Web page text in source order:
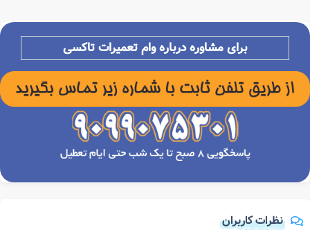
برای مشاوره درباره وام تعمیرات تاکسی
نظرات کاربران